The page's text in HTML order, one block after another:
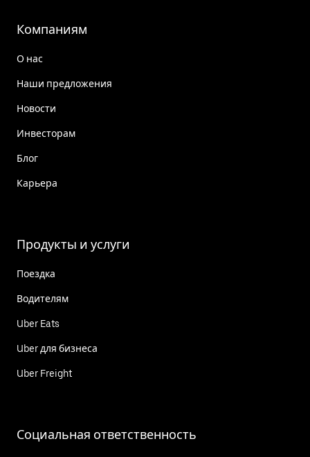
Компаниям
О нас
Наши предложения
Новости
Инвесторам
Блог
Карьера
Продукты и услуги
Поездка
Водителям
Uber Eats
Uber для бизнеса
Uber Freight
Социальная ответственность